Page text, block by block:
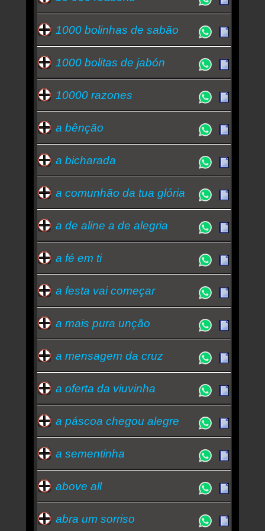
1000 bolinhas de sabão
1000 bolitas de jabón
10000 razones
a bênção
a bicharada
a comunhão da tua glória
a de aline a de alegria
a fé em ti
a festa vai começar
a mais pura unção
a mensagem da cruz
a oferta da viuvinha
a páscoa chegou alegre
a sementinha
above all
abra um sorriso